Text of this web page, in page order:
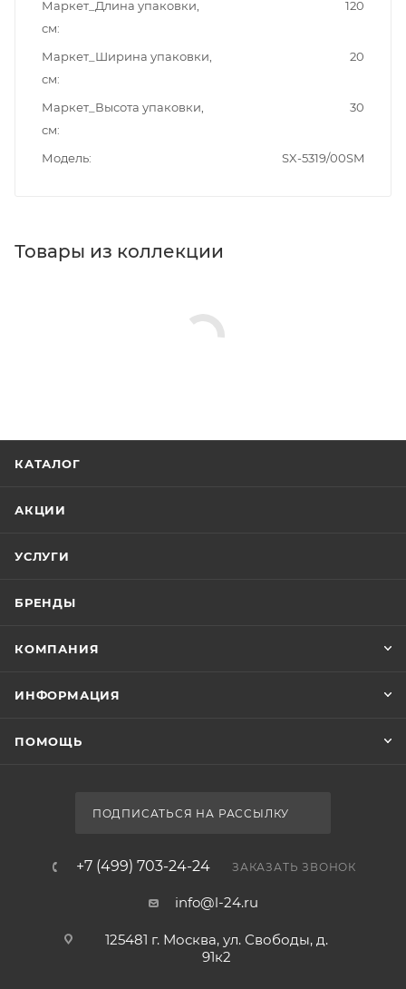
Маркет_Длина упаковки,
см
120
Маркет_Ширина упаковки,
см
20
Маркет_Высота упаковки,
см
30
Модель SX-5319/00SM
Товары из коллекции
КАТАЛОГ
АКЦИИ
УСЛУГИ
БРЕНДЫ
КОМПАНИЯ
ИНФОРМАЦИЯ
ПОМОЩЬ
ПОДПИСАТЬСЯ НА РАССЫЛКУ
+7 (499) 703-24-24 ЗАКАЗАТЬ ЗВОНОК
info@l-24.ru
125481 г. Москва, ул. Свободы, д.
91к2